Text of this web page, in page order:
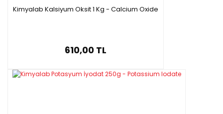
Kimyalab Kalsiyum Oksit 1 Kg - Calcium Oxide
610,00 TL